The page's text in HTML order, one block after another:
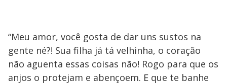
“Meu amor, você gosta de dar uns sustos na
gente né?! Sua filha já tá velhinha, o coração
não aguenta essas coisas não! Rogo para que os
anjos o protejam e abençoem. E que te banhe